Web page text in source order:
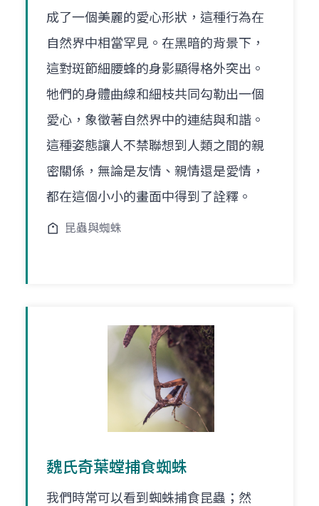
成了一個美麗的愛心形狀，這種行為在
自然界中相當罕見。在黑暗的背景下，
這對斑節細腰蜂的身影顯得格外突出。
牠們的身體曲線和細枝共同勾勒出一個
愛心，象徵著自然界中的連結與和諧。
這種姿態讓人不禁聯想到人類之間的親
密關係，無論是友情、親情還是愛情，
都在這個小小的畫面中得到了詮釋。
昆蟲與蜘蛛
魏氏奇葉螳捕食蜘蛛
我們時常可以看到蜘蛛捕食昆蟲；然